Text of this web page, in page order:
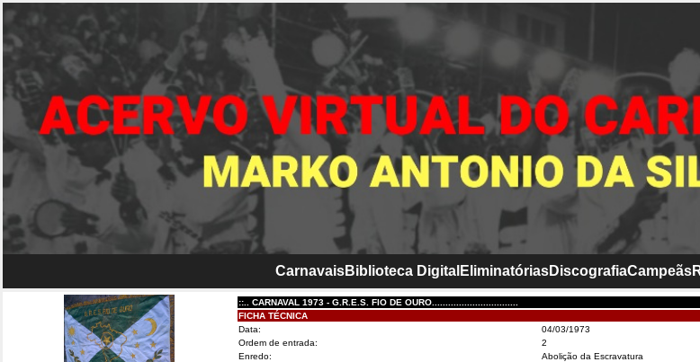
CarnavaisBiblioteca Digital EliminatóriasDiscografiaCampeãs
::.. CARNAVAL 1973 - G.R.E.S. FIO DE OURO................................
FICHA TÉCNICA
Data:
04/03/1973
Ordem de entrada:
2
Enredo:
Abolição da Escravatura